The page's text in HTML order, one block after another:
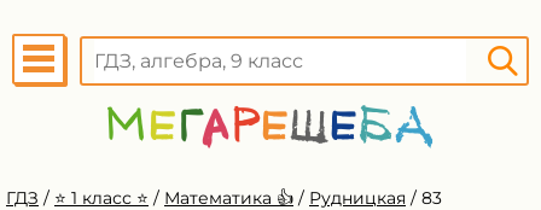
ГДЗ / ⭐️ 1 класс ⭐️ / Математика 👍 / Рудницкая / 83